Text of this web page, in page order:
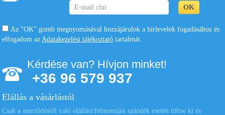
Az "OK" gomb megnyomásával hozzájárulok a hírlevelek fogadásához és
elfogadom az Adatakezelési tájékoztató tartalmát.
Kérdése van? Hívjon minket!
+36 96 579 937
Elállás a vásárlástól
Csak a szerződéstől való elállási/felmondási szándék esetén töltse ki és